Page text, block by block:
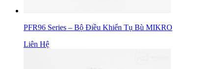
PFR96 Series – Bộ Điều Khiển Tụ Bù MIKRO
Liên Hệ